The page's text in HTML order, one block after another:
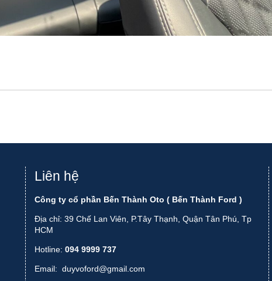
Liên hệ
Công ty cổ phần Bến Thành Oto ( Bến Thành Ford )
Địa chỉ: 39 Chế Lan Viên, P.Tây Thạnh, Quận Tân Phú, Tp
HCM
Hotline: 094 9999 737
Email: duyvoford@gmail.com